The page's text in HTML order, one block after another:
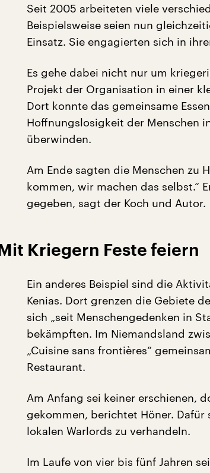
Seit 2005 arbeiteten viele
Beispielsweise seien nun
Einsatz. Sie engagierten sich in
Es gehe dabei nicht nur um
Projekt der Organisation in einer
Dort konnte das gemeinsame
Hoffnungslosigkeit der Menschen
überwinden.
Am Ende sagten die Menschen zu
kommen, wir machen das selbst.“
gegeben, sagt der Koch und Autor.
Mit Kriegern Feste feiern
Ein anderes Beispiel sind die
Kenias. Dort grenzen die Gebiete
sich „seit Menschengedenken in
bekämpften. Im Niemandsland
„Cuisine sans frontières“
Restaurant.
Am Anfang sei keiner erschienen,
gekommen, berichtet Höner.
lokalen Warlords zu verhandeln.
Im Laufe von vier bis fünf Jahren